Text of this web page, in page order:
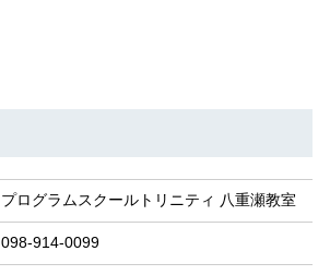
プログラムスクールトリニティ 八重瀬教室
098-914-0099